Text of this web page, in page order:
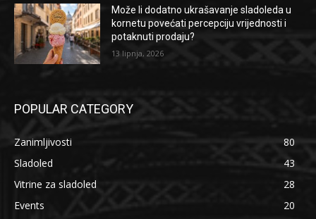
Može li dodatno ukrašavanje sladoleda u
kornetu povećati percepciju vrijednosti i
potaknuti prodaju?
13 lipnja, 2026
POPULAR CATEGORY
Zanimljivosti
80
Sladoled
43
Vitrine za sladoled
28
Events
20